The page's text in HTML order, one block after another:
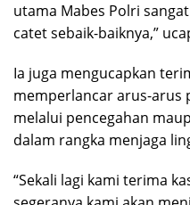
utama Mabes Polri
catet sebaik-baiknya,”
Ia juga mengucapkan
memperlancar arus-arus
melalui pencegahan
dalam rangka menjaga
“Sekali lagi kami terima